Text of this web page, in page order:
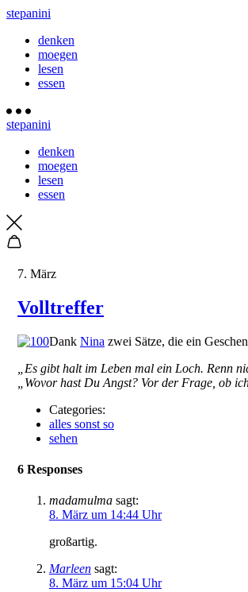
stepanini
denken
moegen
lesen
essen
stepanini
denken
moegen
lesen
essen
7. März
Volltreffer
Dank Nina zwei Sätze, die ein
„Es gibt halt im Leben mal ein Loch. Renn
„Wovor hast Du Angst? Vor der Frage, ob
Categories:
alles sonst so
sehen
6 Responses
madamulma sagt:
8. März um 14:44 Uhr
großartig.
Marleen sagt:
8. März um 15:04 Uhr